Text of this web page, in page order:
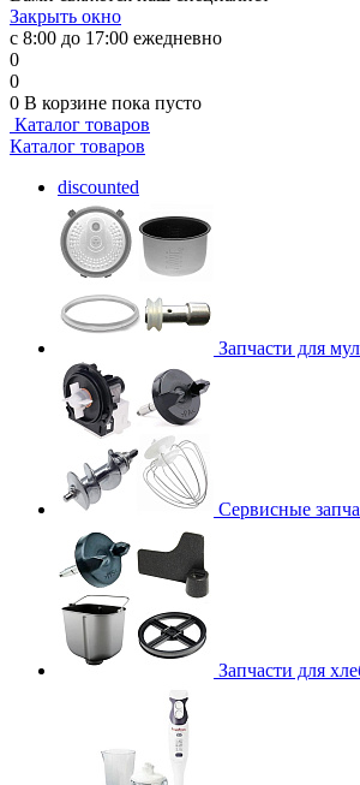
Закрыть окно
с 8:00 до 17:00 ежедневно
0
0
0 В корзине пока пусто
Каталог товаров
Каталог товаров
discounted
Запчасти для
Сервисные
Запчасти для